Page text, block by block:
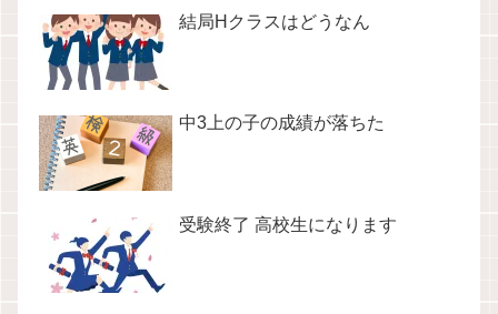
結局Hクラスはどうなん
中3上の子の成績が落ちた
受験終了 高校生になります